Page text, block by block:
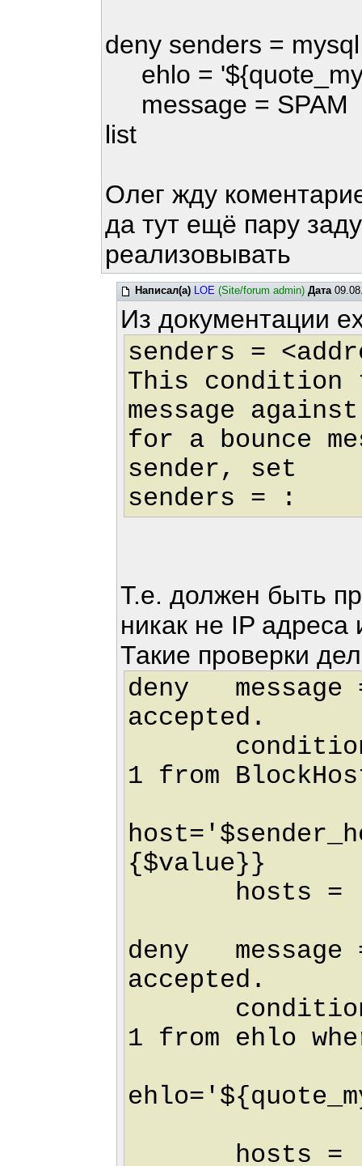
deny senders =
ehlo =
message = SPAM
list
Олег жду
да тут ещё пару
реализовывать
Написал(а) LOE (Site/forum admin) Дата
Из документации
senders =
This condition
message
for a bounce
sender, set
senders = :
Т.е. должен быть
никак не IP адреса
Такие проверки
deny message
accepted.
condition =
1 from
{$value}}
hosts = !
deny message
accepted.
condition =
1 from ehlo
hosts = !